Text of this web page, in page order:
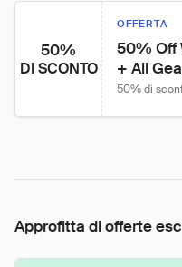
50%
DI SCONTO
OFFERTA
50% Off
+ All
50% di
Approfitta di offerte